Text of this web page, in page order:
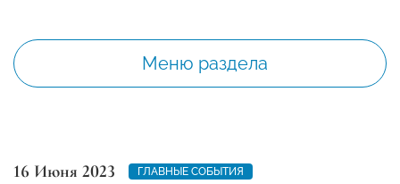
Меню раздела
16 Июня 2023 ГЛАВНЫЕ СОБЫТИЯ